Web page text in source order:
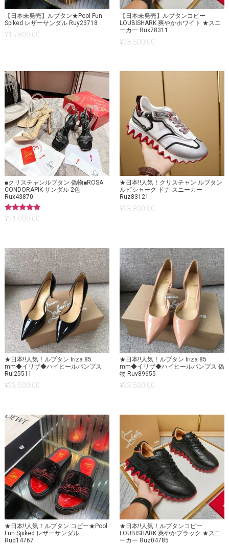
【日本未発売】ルブタン★Pool Fun
Spiked レザーサンダル Ruy23718
¥15,800.00
【日本未発売】ルブタンコピー
LOUBISHARK 爽やかホワイト ★スニ
ーカー Rux78311
¥23,500.00
■クリスチャンルブタン 偽物■ROSA
CONDORAPIK サンダル 2色
Rux43870
5段階中
5.00
¥21,000.00
★日本!!人気！クリスチャン ルブタン
ルビシャーク ドナ スニーカー
Ruz83121
¥23,800.00
★日本!!人気！ルブタン Iriza 85
mm◆イリザ◆ハイヒールパンプス
Rul25511
¥23,500.00
★日本!!人気！ルブタン Iriza 85
mm◆イリザ◆ハイヒールパンプス 偽
物 Ruv89655
¥23,500.00
★日本!!人気！ルブタン コピー★Pool
Fun Spiked レザーサンダル
Rud14767
★日本!!人気！ルブタンコピー
LOUBISHARK 爽やかブラック ★スニ
ーカー Ruz04785